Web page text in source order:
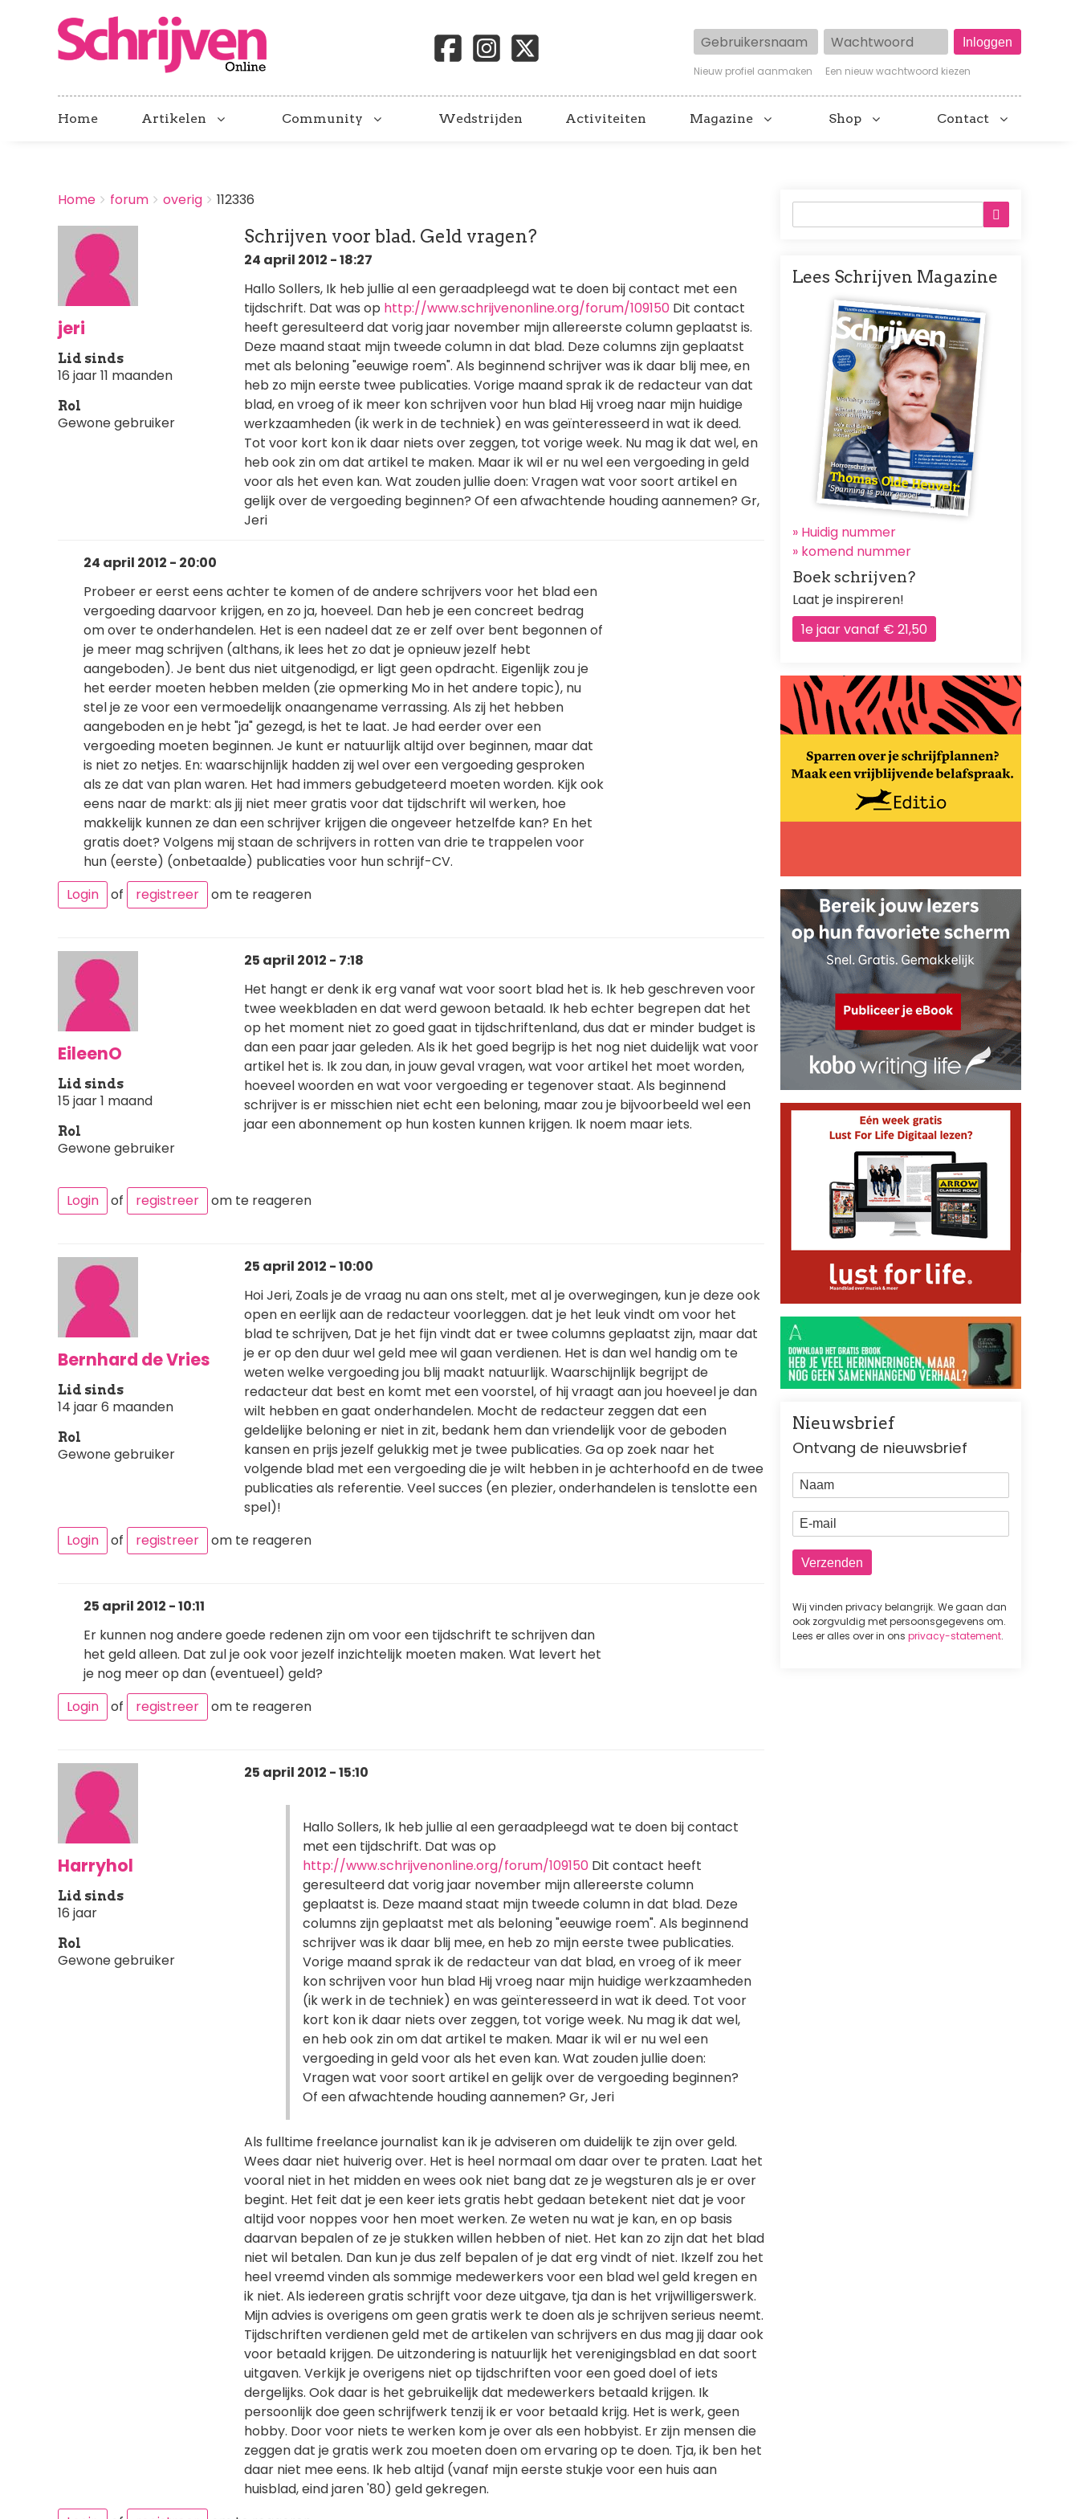
Gebruikersnaam Wachtwoord
Nieuw profiel aanmaken Een nieuw wachtwoord kiezen
Home Artikelen Community Wedstrijden Activiteiten Magazine Shop Contact
BREADCRUMBS
You
here:
Home forum overig 112336
jeri
Lid sinds
16 jaar 11 maanden
Rol
Gewone gebruiker
Schrijven voor blad. Geld vragen?
24 april 2012 - 18:27
Hallo Sollers, Ik heb jullie al een geraadpleegd wat te doen bij contact met een
tijdschrift. Dat was op http://www.schrijvenonline.org/forum/109150 Dit contact
heeft geresulteerd dat vorig jaar november mijn allereerste column geplaatst is.
Deze maand staat mijn tweede column in dat blad. Deze columns zijn geplaatst
met als beloning "eeuwige roem". Als beginnend schrijver was ik daar blij mee, en
heb zo mijn eerste twee publicaties. Vorige maand sprak ik de redacteur van dat
blad, en vroeg of ik meer kon schrijven voor hun blad Hij vroeg naar mijn huidige
werkzaamheden (ik werk in de techniek) en was geïnteresseerd in wat ik deed.
Tot voor kort kon ik daar niets over zeggen, tot vorige week. Nu mag ik dat wel, en
heb ook zin om dat artikel te maken. Maar ik wil er nu wel een vergoeding in geld
voor als het even kan. Wat zouden jullie doen: Vragen wat voor soort artikel en
gelijk over de vergoeding beginnen? Of een afwachtende houding aannemen? Gr,
Jeri
24 april 2012 - 20:00
Probeer er eerst eens achter te komen of de andere schrijvers voor het blad een
vergoeding daarvoor krijgen, en zo ja, hoeveel. Dan heb je een concreet bedrag
om over te onderhandelen. Het is een nadeel dat ze er zelf over bent begonnen of
je meer mag schrijven (althans, ik lees het zo dat je opnieuw jezelf hebt
aangeboden). Je bent dus niet uitgenodigd, er ligt geen opdracht. Eigenlijk zou je
het eerder moeten hebben melden (zie opmerking Mo in het andere topic), nu
stel je ze voor een vermoedelijk onaangename verrassing. Als zij het hebben
aangeboden en je hebt "ja" gezegd, is het te laat. Je had eerder over een
vergoeding moeten beginnen. Je kunt er natuurlijk altijd over beginnen, maar dat
is niet zo netjes. En: waarschijnlijk hadden zij wel over een vergoeding gesproken
als ze dat van plan waren. Het had immers gebudgeteerd moeten worden. Kijk ook
eens naar de markt: als jij niet meer gratis voor dat tijdschrift wil werken, hoe
makkelijk kunnen ze dan een schrijver krijgen die ongeveer hetzelfde kan? En het
gratis doet? Volgens mij staan de schrijvers in rotten van drie te trappelen voor
hun (eerste) (onbetaalde) publicaties voor hun schrijf-CV.
Login
of registreer om te reageren
EileenO
Lid sinds
15 jaar 1 maand
Rol
Gewone gebruiker
25 april 2012 - 7:18
Het hangt er denk ik erg vanaf wat voor soort blad het is. Ik heb geschreven voor
twee weekbladen en dat werd gewoon betaald. Ik heb echter begrepen dat het
op het moment niet zo goed gaat in tijdschriftenland, dus dat er minder budget is
dan een paar jaar geleden. Als ik het goed begrijp is het nog niet duidelijk wat voor
artikel het is. Ik zou dan, in jouw geval vragen, wat voor artikel het moet worden,
hoeveel woorden en wat voor vergoeding er tegenover staat. Als beginnend
schrijver is er misschien niet echt een beloning, maar zou je bijvoorbeeld wel een
jaar een abonnement op hun kosten kunnen krijgen. Ik noem maar iets.
Login of registreer om te reageren
Bernhard de Vries
Lid sinds
14 jaar 6 maanden
Rol
Gewone gebruiker
25 april 2012 - 10:00
Hoi Jeri, Zoals je de vraag nu aan ons stelt, met al je overwegingen, kun je deze ook
open en eerlijk aan de redacteur voorleggen. dat je het leuk vindt om voor het
blad te schrijven, Dat je het fijn vindt dat er twee columns geplaatst zijn, maar dat
je er op den duur wel geld mee wil gaan verdienen. Het is dan wel handig om te
weten welke vergoeding jou blij maakt natuurlijk. Waarschijnlijk begrijpt de
redacteur dat best en komt met een voorstel, of hij vraagt aan jou hoeveel je dan
wilt hebben en gaat onderhandelen. Mocht de redacteur zeggen dat een
geldelijke beloning er niet in zit, bedank hem dan vriendelijk voor de geboden
kansen en prijs jezelf gelukkig met je twee publicaties. Ga op zoek naar het
volgende blad met een vergoeding die je wilt hebben in je achterhoofd en de twee
publicaties als referentie. Veel succes (en plezier, onderhandelen is tenslotte een
spel)!
Login
of registreer om te reageren
25 april 2012 - 10:11
Er kunnen nog andere goede redenen zijn om voor een tijdschrift te schrijven dan
het geld alleen. Dat zul je ook voor jezelf inzichtelijk moeten maken. Wat levert het
je nog meer op dan (eventueel) geld?
Login
of registreer om te reageren
Harryhol
Lid sinds
16 jaar
Rol
Gewone gebruiker
25 april 2012 - 15:10
Hallo Sollers, Ik heb jullie al een geraadpleegd wat te doen bij contact
met een tijdschrift. Dat was op
http://www.schrijvenonline.org/forum/109150 Dit contact heeft
geresulteerd dat vorig jaar november mijn allereerste column
geplaatst is. Deze maand staat mijn tweede column in dat blad. Deze
columns zijn geplaatst met als beloning "eeuwige roem". Als beginnend
schrijver was ik daar blij mee, en heb zo mijn eerste twee publicaties.
Vorige maand sprak ik de redacteur van dat blad, en vroeg of ik meer
kon schrijven voor hun blad Hij vroeg naar mijn huidige werkzaamheden
(ik werk in de techniek) en was geïnteresseerd in wat ik deed. Tot voor
kort kon ik daar niets over zeggen, tot vorige week. Nu mag ik dat wel,
en heb ook zin om dat artikel te maken. Maar ik wil er nu wel een
vergoeding in geld voor als het even kan. Wat zouden jullie doen:
Vragen wat voor soort artikel en gelijk over de vergoeding beginnen?
Of een afwachtende houding aannemen? Gr, Jeri
Als fulltime freelance journalist kan ik je adviseren om duidelijk te zijn over geld.
Wees daar niet huiverig over. Het is heel normaal om daar over te praten. Laat het
vooral niet in het midden en wees ook niet bang dat ze je wegsturen als je er over
begint. Het feit dat je een keer iets gratis hebt gedaan betekent niet dat je voor
altijd voor noppes voor hen moet werken. Ze weten nu wat je kan, en op basis
daarvan bepalen of ze je stukken willen hebben of niet. Het kan zo zijn dat het blad
niet wil betalen. Dan kun je dus zelf bepalen of je dat erg vindt of niet. Ikzelf zou het
heel vreemd vinden als sommige medewerkers voor een blad wel geld kregen en
ik niet. Als iedereen gratis schrijft voor deze uitgave, tja dan is het vrijwilligerswerk.
Mijn advies is overigens om geen gratis werk te doen als je schrijven serieus neemt.
Tijdschriften verdienen geld met de artikelen van schrijvers en dus mag jij daar ook
voor betaald krijgen. De uitzondering is natuurlijk het verenigingsblad en dat soort
uitgaven. Verkijk je overigens niet op tijdschriften voor een goed doel of iets
dergelijks. Ook daar is het gebruikelijk dat medewerkers betaald krijgen. Ik
persoonlijk doe geen schrijfwerk tenzij ik er voor betaald krijg. Het is werk, geen
hobby. Door voor niets te werken kom je over als een hobbyist. Er zijn mensen die
zeggen dat je gratis werk zou moeten doen om ervaring op te doen. Tja, ik ben het
daar niet mee eens. Ik heb altijd (vanaf mijn eerste stukje voor een huis aan
huisblad, eind jaren '80) geld gekregen.
Lees Schrijven Magazine
Afbeelding
» Huidig nummer
» komend nummer
Boek schrijven?
Laat je inspireren!
1e jaar vanaf € 21,50
Nieuwsbrief
Ontvang de nieuwsbrief
Naam
E-mail
Wij vinden privacy belangrijk. We gaan dan
ook zorgvuldig met persoonsgegevens om.
Lees er alles over in ons privacy-statement.